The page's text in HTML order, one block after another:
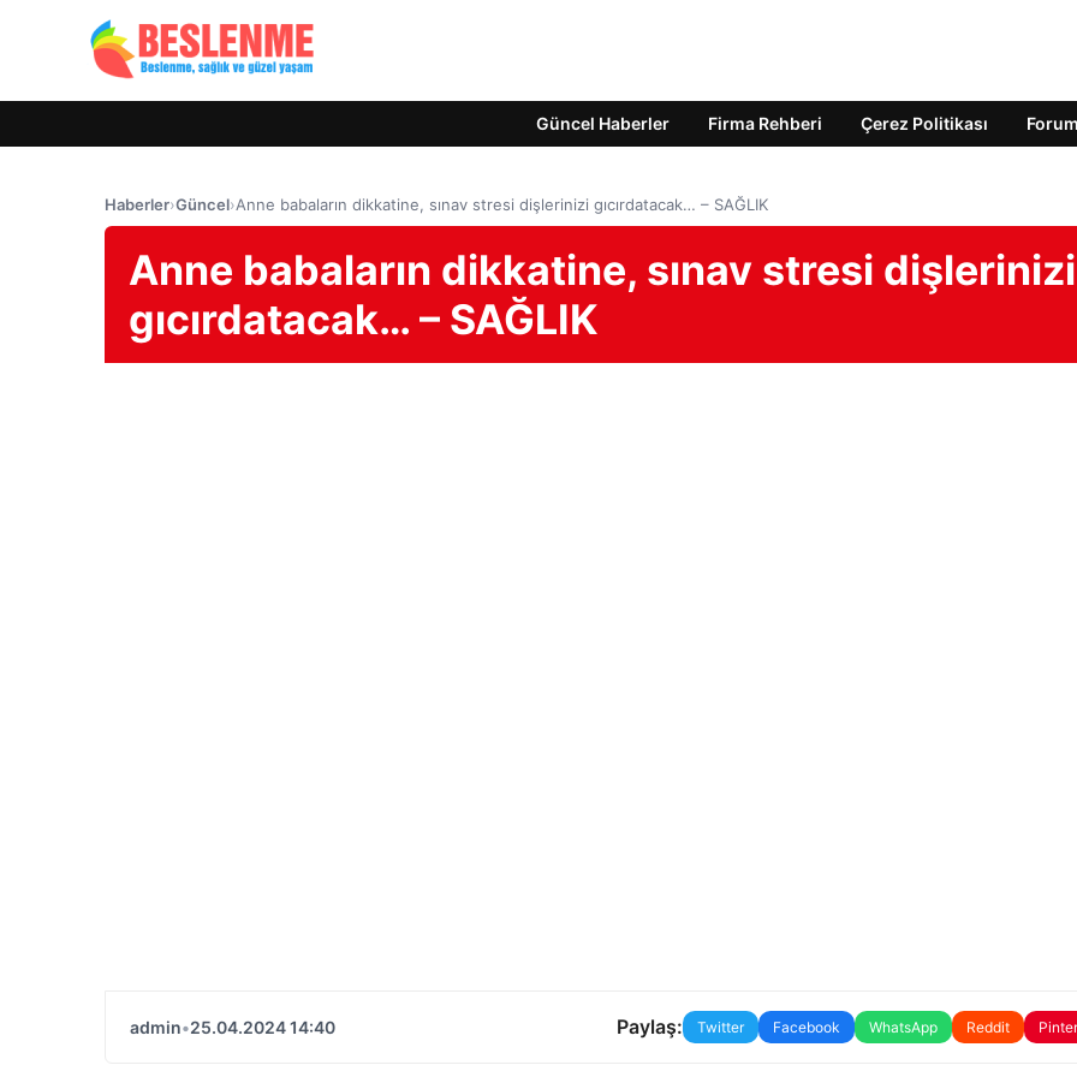
Güncel Haberler Firma Rehberi Çerez Politikası Forum
Haberler›Güncel›Anne babaların dikkatine, sınav stresi dişlerinizi gıcırdatacak… – SAĞLIK
Anne babaların dikkatine, sınav stresi dişlerinizi
gıcırdatacak… – SAĞLIK
admin•25.04.2024 14:40 Paylaş: Twitter Facebook WhatsApp Reddit